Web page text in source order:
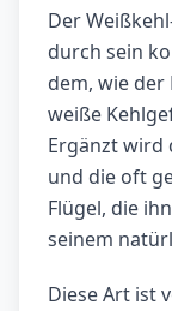
Der
durch sein
dem, wie
weiße
Ergänzt wird
und die oft
Flügel, die
seinem
Diese Art ist